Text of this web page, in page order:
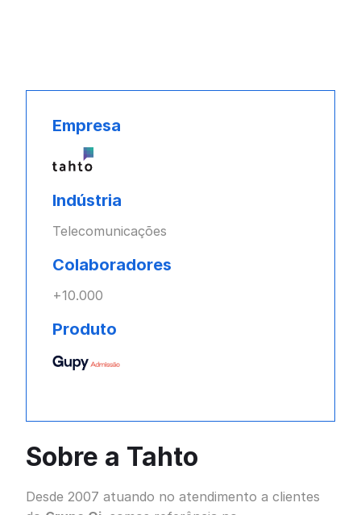
Empresa
Indústria
Telecomunicações
Colaboradores
+10.000
Produto
Sobre a Tahto
Desde 2007 atuando no atendimento a clientes